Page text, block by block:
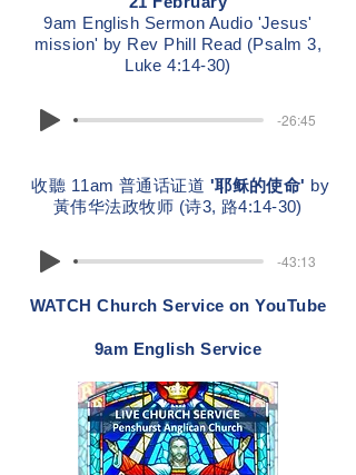
9am English Sermon Audio 'Jesus'
mission' by Rev Phill Read (Psalm 3,
Luke 4:14-30)
-26:45
收聽 11am 普通话证道 '耶稣的使命' by
黃伟华法政牧师 (诗3, 路4:14-30)
-43:13
WATCH Church Service on YouTube
9am English Service